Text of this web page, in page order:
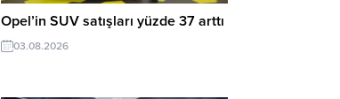
Opel’in SUV satışları yüzde 37 arttı
03.08.2026